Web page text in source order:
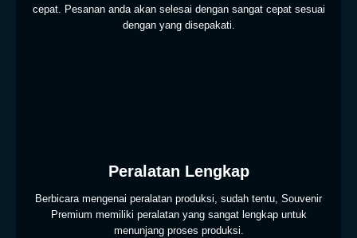
cepat. Pesanan anda akan selesai dengan sangat cepat sesuai
dengan yang disepakati.
Peralatan Lengkap
Berbicara mengenai peralatan produksi, sudah tentu, Souvenir
Premium memiliki peralatan yang sangat lengkap untuk
menunjang proses produksi.